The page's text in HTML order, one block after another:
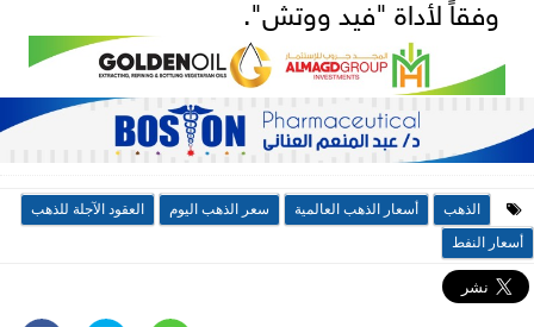
الذهب أسعار الذهب العالمية سعر الذهب اليوم
العقود الآجلة للذهب
أسعار النفط